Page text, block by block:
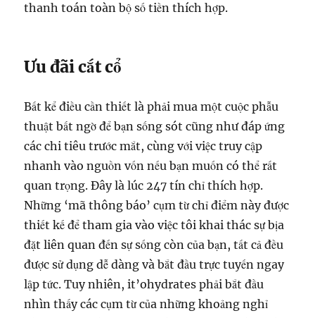
thanh toán toàn bộ số tiền thích hợp.
Ưu đãi cắt cổ
Bất kể điều cần thiết là phải mua một cuộc phẫu
thuật bất ngờ để bạn sống sót cũng như đáp ứng
các chi tiêu trước mắt, cùng với việc truy cập
nhanh vào nguồn vốn nếu bạn muốn có thể rất
quan trọng. Đây là lúc 247 tín chỉ thích hợp.
Những ‘mã thông báo’ cụm từ chỉ điểm này được
thiết kế để tham gia vào việc tôi khai thác sự bịa
đặt liên quan đến sự sống còn của bạn, tất cả đều
được sử dụng dễ dàng và bắt đầu trực tuyến ngay
lập tức. Tuy nhiên, it’ohydrates phải bắt đầu
nhìn thấy các cụm từ của những khoảng nghỉ